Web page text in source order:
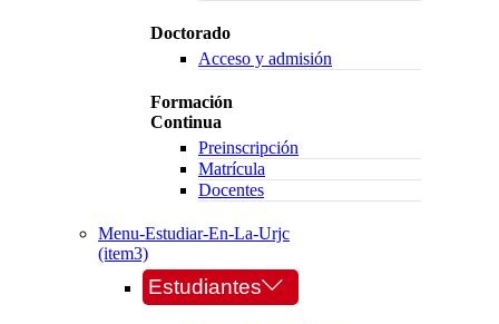
Doctorado
Acceso y admisión
Formación
Continua
Preinscripción
Matrícula
Docentes
Menu-Estudiar-En-La-Urjc
(item3)
Estudiantes